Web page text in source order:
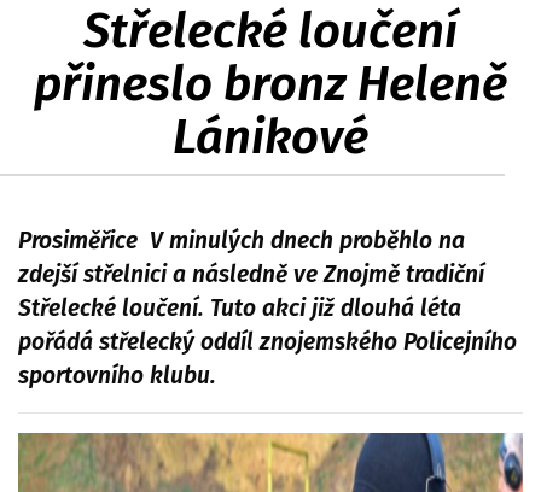
Střelecké loučení
přineslo bronz Heleně
Lánikové
Prosiměřice V minulých dnech proběhlo na
zdejší střelnici a následně ve Znojmě tradiční
Střelecké loučení. Tuto akci již dlouhá léta
pořádá střelecký oddíl znojemského Policejního
sportovního klubu.